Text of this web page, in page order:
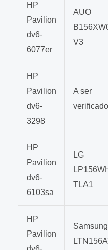
HP
Pavilion
dv6-
6077er
AUO
V3
HP
Pavilion
dv6-
3298
A ser
verificado
HP
Pavilion
dv6-
6103sa
LG
TLA1
HP
Pavilion
Samsung